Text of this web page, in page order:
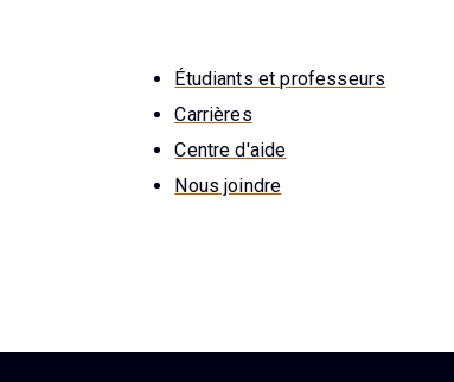
Étudiants et professeurs
Carrières
Centre d'aide
Nous joindre